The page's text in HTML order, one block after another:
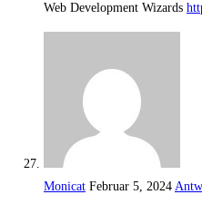
Web Development Wizards
Monicat Februar 5, 2024